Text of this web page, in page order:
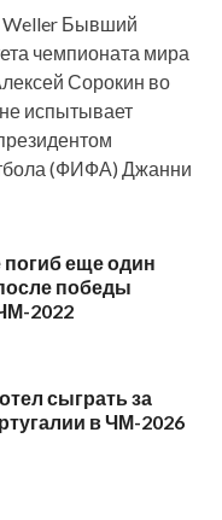
Weller Бывший
чемпионата мира
Сорокин во
испытывает
(ФИФА) Джанни
погиб еще один
победы
2022
сыграть за
в ЧМ-2026